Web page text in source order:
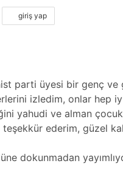
giriş yap
üyesi bir genç ve
izledim, onlar hep
yahudi ve alman
ederim, güzel
dokunmadan